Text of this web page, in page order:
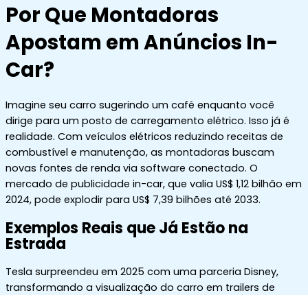
Por Que Montadoras
Apostam em Anúncios In-
Car?
Imagine seu carro sugerindo um café enquanto você
dirige para um posto de carregamento elétrico. Isso já é
realidade. Com veículos elétricos reduzindo receitas de
combustível e manutenção, as montadoras buscam
novas fontes de renda via software conectado. O
mercado de publicidade in-car, que valia US$ 1,12 bilhão em
2024, pode explodir para US$ 7,39 bilhões até 2033.
Exemplos Reais que Já Estão na
Estrada
Tesla surpreendeu em 2025 com uma parceria Disney,
transformando a visualização do carro em trailers de